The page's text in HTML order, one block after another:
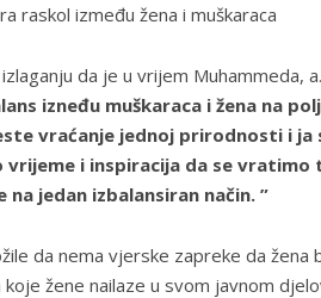
raskol između žena i muškaraca
da je u vrijem Muhammeda,
izneđu muškaraca i žena na
vraćanje jednoj prirodnosti i ja
vrijeme i inspiracija da se
jedan izbalansiran način. ”
da nema vjerske zapreke da žena
žene nailaze u svom javnom